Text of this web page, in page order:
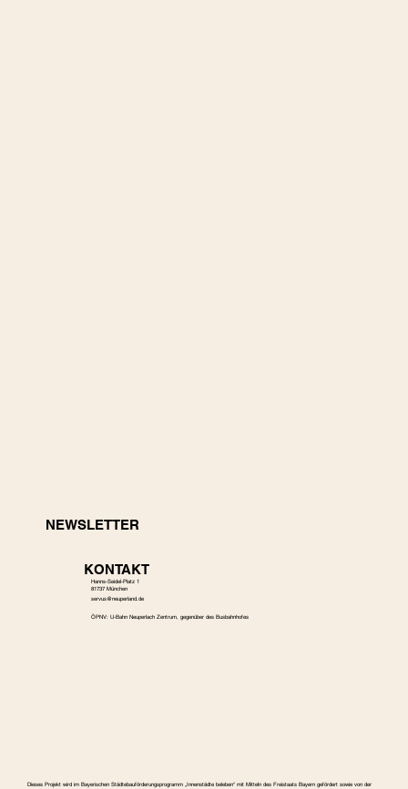
KONTAKT
Hanns-Seidel-Platz 1
81737 München
servus@neuperland.de
ÖPNV: U-Bahn Neuperlach Zentrum, gegenüber des Busbahnhofes
NEWSLETTER
Dieses Projekt wird im Bayerischen Städtebauförderungspro­gramm „Innenstädte beleben“ mit Mitteln des Freistaats Bayern gefördert sowie von der